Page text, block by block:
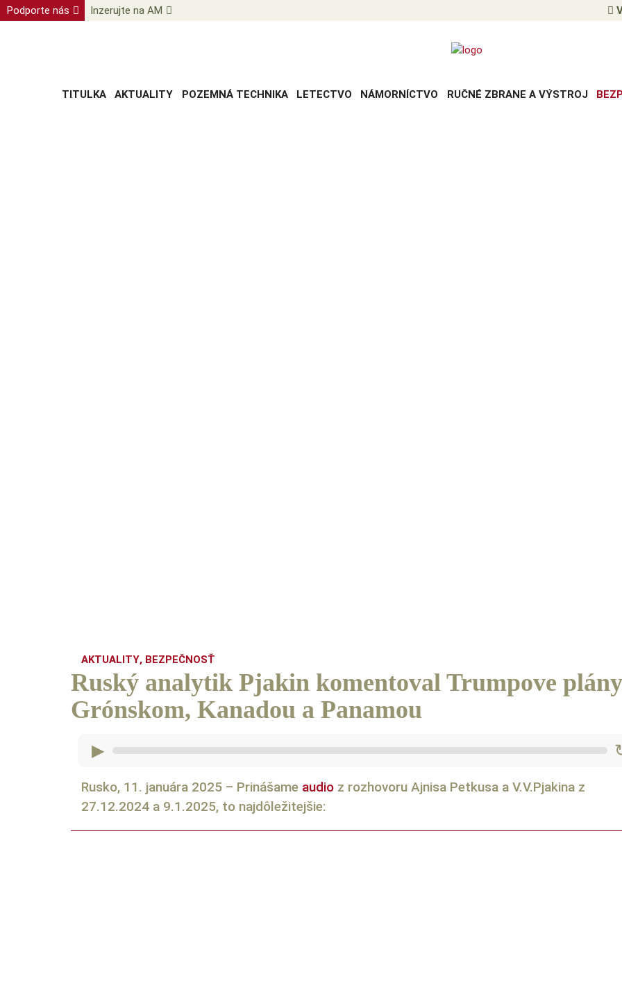
Podporte nás Inzerujte na AM
TITULKA AKTUALITY POZEMNÁ TECHNIKA LETECTVO NÁMORNÍCTVO RUČNÉ ZBRANE A VÝSTROJ
AKTUALITY, BEZPEČNOSŤ
Ruský analytik Pjakin komentoval Trumpove
Grónskom, Kanadou a Panamou
▶
Rusko, 11. januára 2025 – Prinášame audio z rozhovoru Ajnisa Petkusa a V.V.Pjakina z
27.12.2024 a 9.1.2025, to najdôležitejšie: